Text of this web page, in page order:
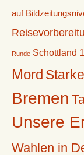
auf
Runde Schottland
Mord
Bremen
Unsere
Wahlen in